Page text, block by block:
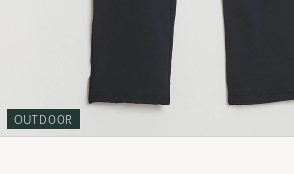
OUTDOOR